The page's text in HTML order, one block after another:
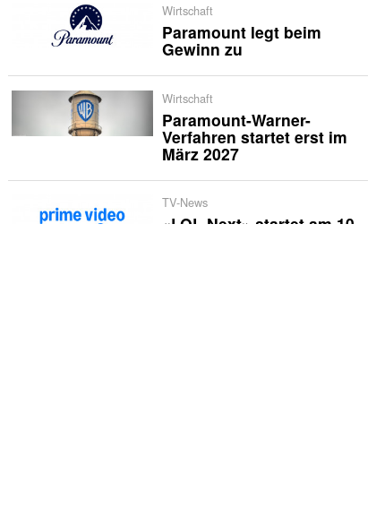
Wirtschaft
Paramount legt beim
Gewinn zu
Wirtschaft
Paramount-Warner-
Verfahren startet erst im
März 2027
TV-News
«LOL Next» startet am 10.